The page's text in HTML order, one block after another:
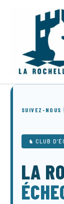
SUIVEZ-NOUS
♞ CLUB
LA